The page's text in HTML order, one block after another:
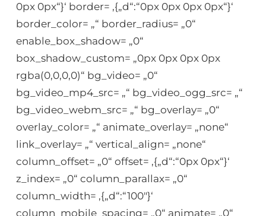
0px 0px“}‘ border= ‚{„d“:“0px 0px 0px 0px“}‘
border_color= „“ border_radius= „0“
enable_box_shadow= „0“
box_shadow_custom= „0px 0px 0px 0px
rgba(0,0,0,0)“ bg_video= „0“
bg_video_mp4_src= „“ bg_video_ogg_src= „“
bg_video_webm_src= „“ bg_overlay= „0“
overlay_color= „“ animate_overlay= „none“
link_overlay= „“ vertical_align= „none“
column_offset= „0“ offset= ‚{„d“:“0px 0px“}‘
z_index= „0“ column_parallax= „0“
column_width= ‚{„d“:“100″}‘
column_mobile_spacing= „0“ animate= „0“